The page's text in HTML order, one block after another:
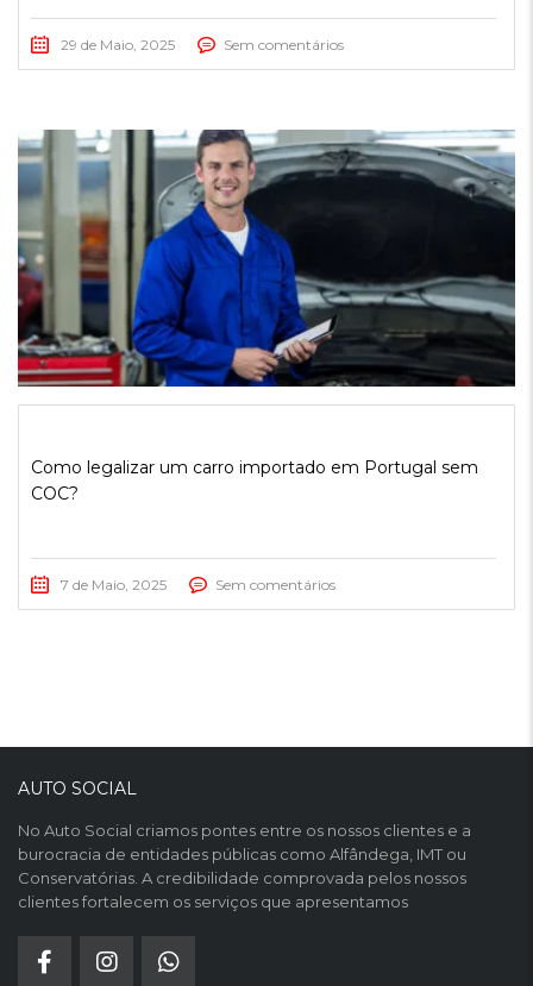
29 de Maio, 2025 Sem comentários
Como legalizar um carro importado em Portugal sem
COC?
7 de Maio, 2025 Sem comentários
AUTO SOCIAL
No Auto Social criamos pontes entre os nossos clientes e a
burocracia de entidades públicas como Alfândega, IMT ou
Conservatórias. A credibilidade comprovada pelos nossos
clientes fortalecem os serviços que apresentamos